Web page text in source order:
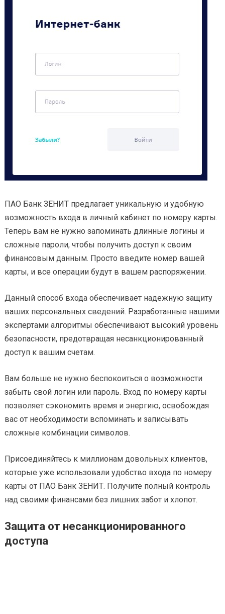
ПАО Банк ЗЕНИТ предлагает уникальную и удобную
возможность входа в личный кабинет по номеру карты.
Теперь вам не нужно запоминать длинные логины и
сложные пароли, чтобы получить доступ к своим
финансовым данным. Просто введите номер вашей
карты, и все операции будут в вашем распоряжении.
Данный способ входа обеспечивает надежную защиту
ваших персональных сведений. Разработанные нашими
экспертами алгоритмы обеспечивают высокий уровень
безопасности, предотвращая несанкционированный
доступ к вашим счетам.
Вам больше не нужно беспокоиться о возможности
забыть свой логин или пароль. Вход по номеру карты
позволяет сэкономить время и энергию, освобождая
вас от необходимости вспоминать и записывать
сложные комбинации символов.
Присоединяйтесь к миллионам довольных клиентов,
которые уже использовали удобство входа по номеру
карты от ПАО Банк ЗЕНИТ. Получите полный контроль
над своими финансами без лишних забот и хлопот.
Защита от несанкционированного
доступа